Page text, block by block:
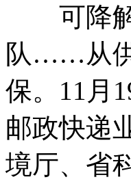
可降解
队……从供
保。11月
邮政快递
境厅、省